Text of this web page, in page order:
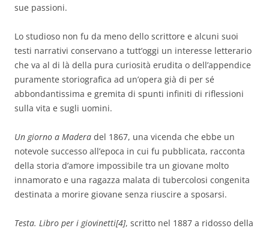
sue passioni.
Lo studioso non fu da meno dello scrittore e alcuni suoi
testi narrativi conservano a tutt’oggi un interesse letterario
che va al di là della pura curiosità erudita o dell’appendice
puramente storiografica ad un’opera già di per sé
abbondantissima e gremita di spunti infiniti di riflessioni
sulla vita e sugli uomini.
Un giorno a Madera del 1867, una vicenda che ebbe un
notevole successo all’epoca in cui fu pubblicata, racconta
della storia d’amore impossibile tra un giovane molto
innamorato e una ragazza malata di tubercolosi congenita
destinata a morire giovane senza riuscire a sposarsi.
Testa. Libro per i giovinetti[4], scritto nel 1887 a ridosso della